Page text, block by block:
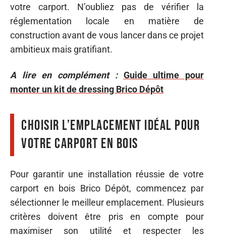
votre carport. N’oubliez pas de vérifier la
réglementation locale en matière de
construction avant de vous lancer dans ce projet
ambitieux mais gratifiant.
A lire en complément : Guide ultime pour
monter un kit de dressing Brico Dépôt
Choisir l’emplacement idéal pour
votre carport en bois
Pour garantir une installation réussie de votre
carport en bois Brico Dépôt, commencez par
sélectionner le meilleur emplacement. Plusieurs
critères doivent être pris en compte pour
maximiser son utilité et respecter les